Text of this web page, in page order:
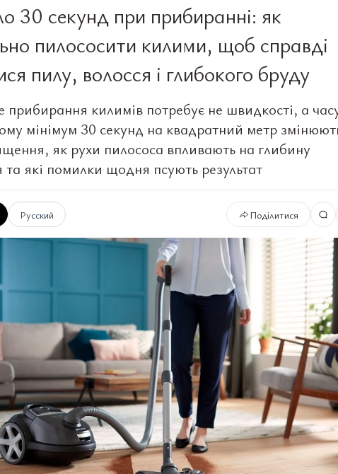
30 секунд при прибиранні: як
пилососити килими, щоб справді
пилу, волосся і глибокого бруду
прибирання килимів потребує не швидкості, а
мінімум 30 секунд на квадратний метр
як рухи пилососа впливають на глибину
які помилки щодня псують результат
Русский Поділитися